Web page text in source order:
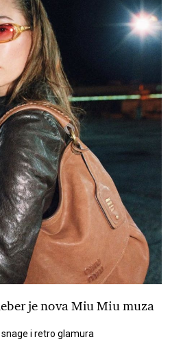
je nova Miu Miu muza
i retro glamura